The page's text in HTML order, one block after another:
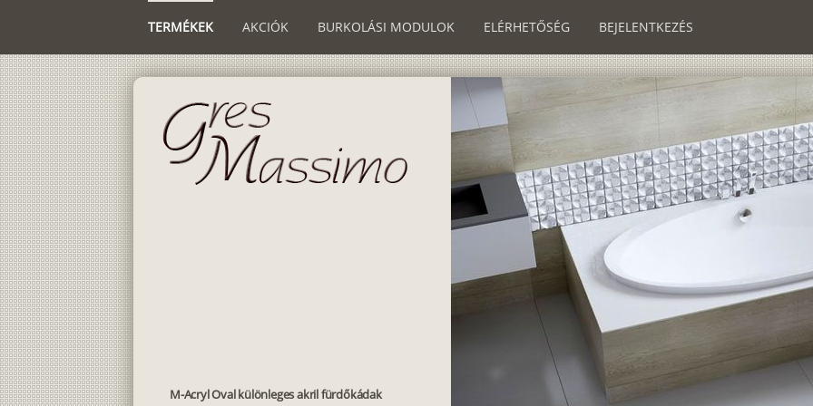
TERMÉKEK AKCIÓK BURKOLÁSI MODULOK ELÉRHETŐSÉG BEJELENTKEZÉS
M-Acryl Oval különleges akril fürdőkádak